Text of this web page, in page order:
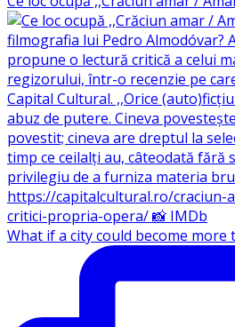
What if a city could become more